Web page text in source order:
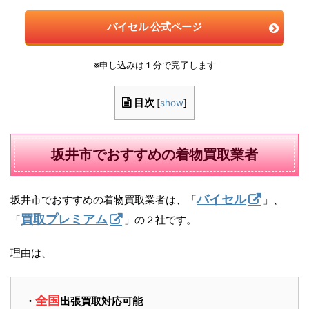
バイセル 公式ページ
※申し込みは１分で完了します
目次 [show]
坂井市でおすすめの着物買取業者
坂井市でおすすめの着物買取業者は、「バイセル
」、
「買取プレミアム 」の２社です。
理由は、
・ 全国 出張買取対応可能